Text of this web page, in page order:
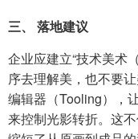
三、 落地建议
企业应建立“技术美术
序去理解美，也不要
编辑器（Tooling），
来控制光影转折。这